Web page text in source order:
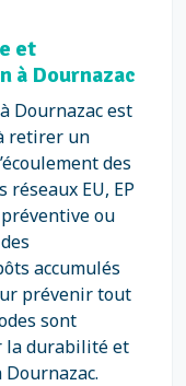
et
à Dournazac
Dournazac est
retirer un
des
réseaux EU, EP
ou
accumulés
prévenir tout
sont
la durabilité et